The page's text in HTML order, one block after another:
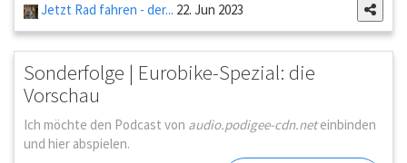
Jetzt Rad fahren - der... 22. Jun 2023
Sonderfolge | Eurobike-Spezial: die
Vorschau
Ich möchte den Podcast von audio.podigee-cdn.neteinbinden
und hier abspielen.